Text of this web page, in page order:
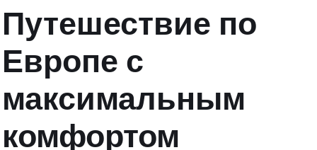
Путешествие по
Европе с
максимальным
комфортом